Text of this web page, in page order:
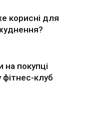
корисні для
покупці
клуб